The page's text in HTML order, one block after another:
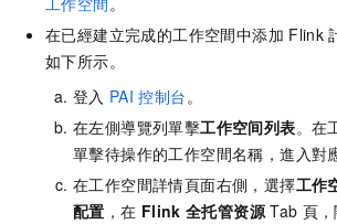
在已經建立完成的工作空間中添加 Flink
如下所示。
登入 PAI 控制台 。
在左側導覽列單擊工作空间列表。在
單擊待操作的工作空間名稱，進入對
在工作空間詳情頁面右側，選擇工作
配置 ，在 Flink 全托管资源 Tab 頁